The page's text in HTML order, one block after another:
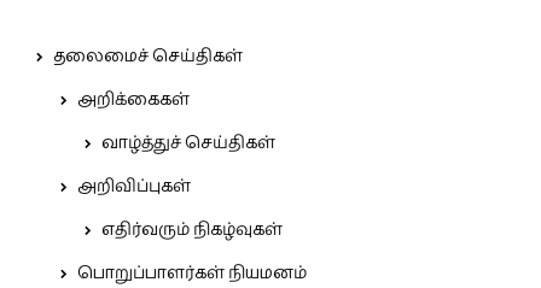
தலைமைச் செய்திகள்
அறிக்கைகள்
வாழ்த்துச் செய்திகள்
அறிவிப்புகள்
எதிர்வரும் நிகழ்வுகள்
பொறுப்பாளர்கள் நியமனம்